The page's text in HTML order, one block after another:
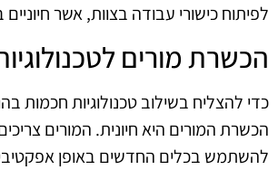
לפיתוח כישורי עבודה בצוות, אשר חיוניים
הכשרת מורים
כדי להצליח בשילוב טכנולוגיות חכמות
הכשרת המורים היא חיונית. המורים
להשתמש בכלים החדשים באופן